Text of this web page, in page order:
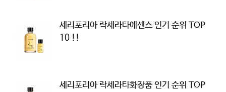
세리포리아 락세라타에센스 인기 순위 TOP
10 !!
세리포리아 락세라타화장품 인기 순위 TOP